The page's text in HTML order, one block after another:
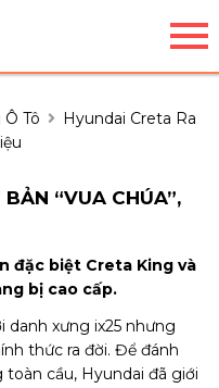
Tô
Hyundai Creta Ra
“VUA CHÚA”,
đặc biệt Creta King và
bị cao cấp.
danh xưng ix25 nhưng
thức ra đời. Để đánh
cầu, Hyundai đã giới